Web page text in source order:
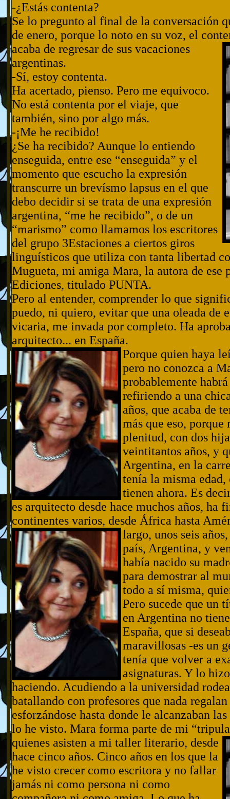
-¿Estás contenta?
Se lo pregunto al final de la conversación
de enero, porque lo noto en su voz, el
acaba de regresar de sus vacaciones
argentinas.
-Sí, estoy contenta.
Ha acertado, pienso. Pero me equivoco.
No está contenta por el viaje, que
también, sino por algo más.
-¡Me he recibido!
¿Se ha recibido? Aunque lo entiendo
enseguida, entre ese “enseguida” y el
momento que escucho la expresión
transcurre un brevísmo lapsus en el que
debo decidir si se trata de una expresión
argentina, “me he recibido”, o de un
“marismo” como llamamos los escritores
del grupo 3Estaciones a ciertos giros
linguísticos que utiliza con tanta libertad
Mugueta, mi amiga Mara, la autora de
Ediciones, titulado PUNTA.
Pero al entender, comprender lo que
puedo, ni quiero, evitar que una oleada de
vicaria, me invada por completo. Ha
arquitecto... en España.
Porque quien haya
pero no conozca a
probablemente
refiriendo a una
años, que acaba de
más que eso, porque
plenitud, con dos
veintitantos años, y
Argentina, en la
tenía la misma edad,
tienen ahora. Es
es arquitecto desde hace muchos años, ha
continentes varios, desde África hasta
largo, unos seis
país, Argentina, y
había nacido su
para demostrar al
todo a sí misma,
Pero sucede que un
en Argentina no
España, que si
maravillosas -es un
tenía que volver a
asignaturas. Y lo
haciendo. Acudiendo a la universidad
batallando con profesores que nada
esforzándose hasta donde le alcanzaban
lo he visto. Mara forma parte de mi
quienes asisten a mi taller literario, desde
hace cinco años. Cinco años en los que la
he visto crecer como escritora y no fallar
jamás ni como persona ni como